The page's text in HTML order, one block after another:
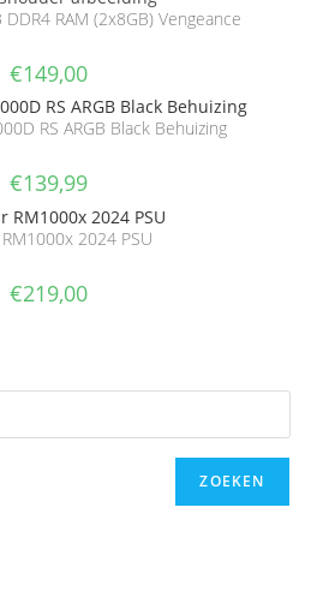
RAM (2x8GB) Vengeance
€149,00
RS ARGB Black Behuizing
€139,99
2024 PSU
€219,00
ZOEKEN